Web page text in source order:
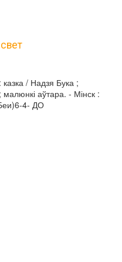
/ Надзя Бука ;
аўтара. - Мінск :
4- ДО